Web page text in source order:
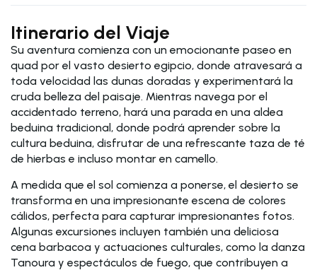
Itinerario del Viaje
Su aventura comienza con un emocionante paseo en
quad por el vasto desierto egipcio, donde atravesará a
toda velocidad las dunas doradas y experimentará la
cruda belleza del paisaje. Mientras navega por el
accidentado terreno, hará una parada en una aldea
beduina tradicional, donde podrá aprender sobre la
cultura beduina, disfrutar de una refrescante taza de té
de hierbas e incluso montar en camello.
A medida que el sol comienza a ponerse, el desierto se
transforma en una impresionante escena de colores
cálidos, perfecta para capturar impresionantes fotos.
Algunas excursiones incluyen también una deliciosa
cena barbacoa y actuaciones culturales, como la danza
Tanoura y espectáculos de fuego, que contribuyen a